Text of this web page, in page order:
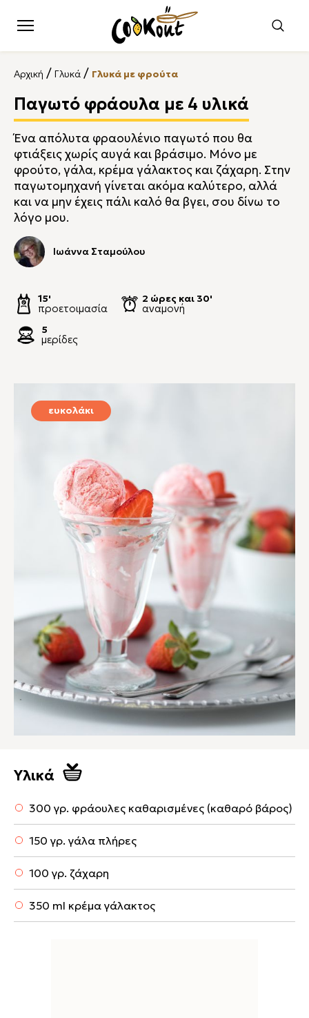
Αρχική / Γλυκά / Γλυκά με φρούτα
Παγωτό φράουλα με 4 υλικά
Ένα απόλυτα φραουλένιο παγωτό που θα
φτιάξεις χωρίς αυγά και βράσιμο. Μόνο με
φρούτο, γάλα, κρέμα γάλακτος και ζάχαρη. Στην
παγωτομηχανή γίνεται ακόμα καλύτερο, αλλά
και να μην έχεις πάλι καλό θα βγει, σου δίνω το
λόγο μου.
Ιωάννα Σταμούλου
15'
προετοιμασία
2 ώρες και 30'
αναμονή
5
μερίδες
ευκολάκι
Υλικά
300 γρ. φράουλες καθαρισμένες (καθαρό βάρος)
150 γρ. γάλα πλήρες
100 γρ. ζάχαρη
350 ml κρέμα γάλακτος